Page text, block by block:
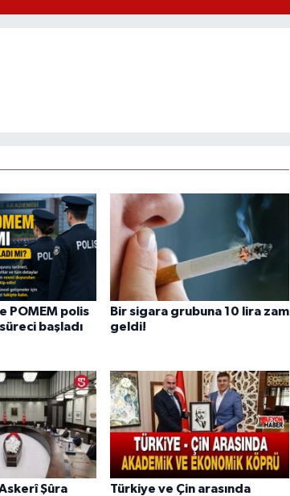
POMEM polis
başladı
Bir sigara grubuna 10 lira zam
geldi!
Şûra
Türkiye ve Çin arasında